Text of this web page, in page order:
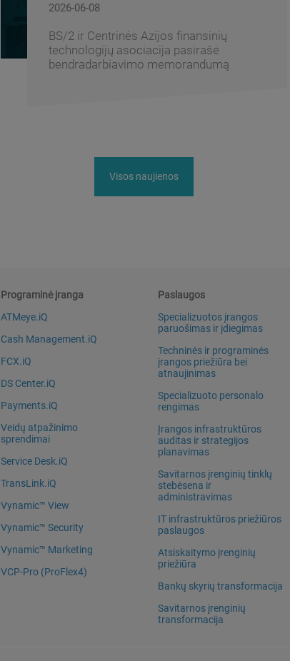
2026-06-05
BS/2 forumas „Banking Fusion
Uzbekistan 2026“ subūrė Centrinės
Azijos bankų sektoriaus lyderius
Visos naujienos
Programinė įranga
ATMeye.iQ
Cash Management.iQ
FCX.iQ
DS Center.iQ
Payments.iQ
Veidų atpažinimo
sprendimai
Service Desk.iQ
TransLink.iQ
Vynamic™ View
Vynamic™ Security
Vynamic™ Marketing
VCP-Pro (ProFlex4)
Paslaugos
Specializuotos įrangos
paruošimas ir įdiegimas
Techninės ir programinės
įrangos priežiūra bei
atnaujinimas
Specializuoto personalo
rengimas
Įrangos infrastruktūros
auditas ir strategijos
planavimas
Savitarnos įrenginių tinklų
stebėsena ir
administravimas
IT infrastruktūros priežiūros
paslaugos
Atsiskaitymo įrenginių
priežiūra
Bankų skyrių transformacija
Savitarnos įrenginių
transformacija